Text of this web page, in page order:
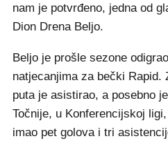
nam je potvrđeno, jedna od
Dion Drena Beljo.
Beljo je prošle sezone
natjecanjima za bečki Rapid.
puta je asistirao, a posebno
Točnije, u Konferencijskoj
imao pet golova i tri